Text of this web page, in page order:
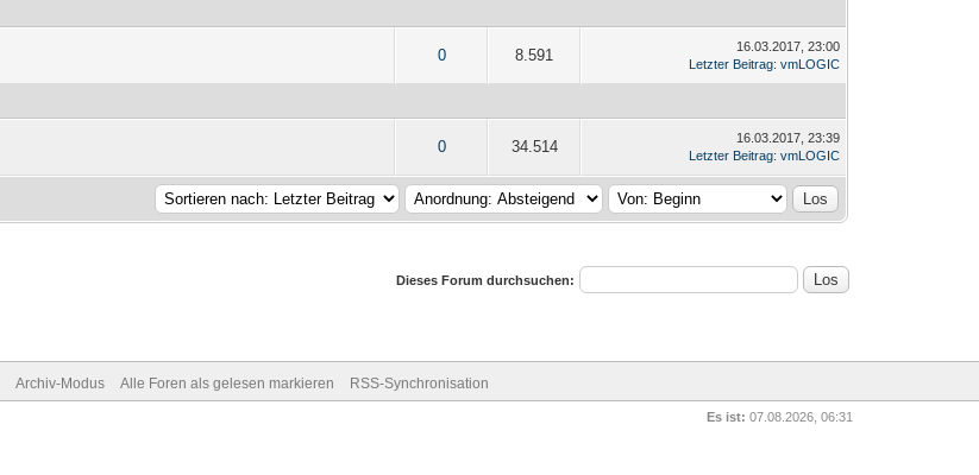
0 8.591
16.03.2017, 23:00
Letzter Beitrag:vmLOGIC
0 34.514
16.03.2017, 23:39
Letzter Beitrag:vmLOGIC
Dieses Forum durchsuchen:
Archiv-Modus Alle Foren als gelesen markieren RSS-Synchronisation
Es ist: 07.08.2026, 06:31